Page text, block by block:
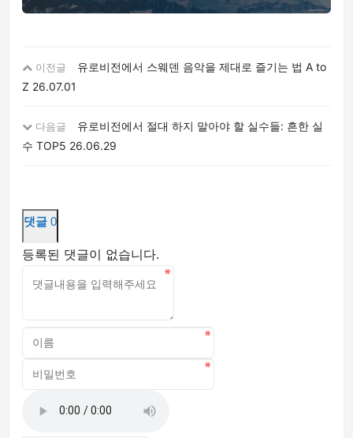
이전글
유로비전에서 스웨덴 음악을 제대로 즐기는 법 A to
Z 26.07.01
다음글
유로비전에서 절대 하지 말아야 할 실수들: 흔한 실
수 TOP5 26.06.29
댓글 0
등록된 댓글이 없습니다.